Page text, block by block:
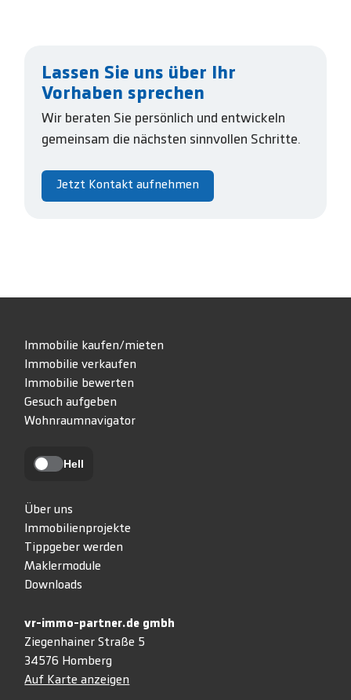
Lassen Sie uns über Ihr
Vorhaben sprechen
Wir beraten Sie persönlich und entwickeln
gemeinsam die nächsten sinnvollen Schritte.
Jetzt Kontakt aufnehmen
Immobilie kaufen/mieten
Immobilie verkaufen
Immobilie bewerten
Gesuch aufgeben
Wohnraumnavigator
Hell
Über uns
Immobilienprojekte
Tippgeber werden
Maklermodule
Downloads
vr-immo-partner.de gmbh
Ziegenhainer Straße 5
34576 Homberg
Auf Karte anzeigen